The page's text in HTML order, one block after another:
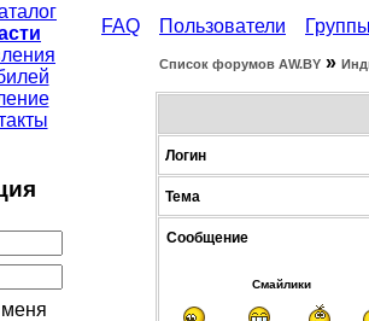
FAQ Пользователи
Список форумов АW.BY »
Логин
Тема
Сообщение
Смайлики